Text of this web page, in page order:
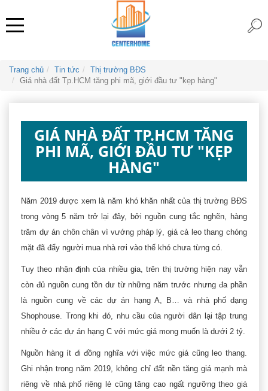
Trang chủ Tin tức
Thị trường BĐS
Giá nhà đất Tp.HCM tăng phi mã, giới đầu tư "kẹp hàng"
GIÁ NHÀ ĐẤT TP.HCM TĂNG
PHI MÃ, GIỚI ĐẦU TƯ "KẸP
HÀNG"
Năm 2019 được xem là năm khó khăn nhất của thị trường BĐS
trong vòng 5 năm trở lại đây, bởi nguồn cung tắc nghẽn, hàng
trăm dự án chôn chân vì vướng pháp lý, giá cả leo thang chóng
mặt đã đẩy người mua nhà rơi vào thế khó chưa từng có.
Tuy theo nhận định của nhiều gia, trên thị trường hiện nay vẫn
còn đủ nguồn cung tồn dư từ những năm trước nhưng đa phần
là nguồn cung về các dự án hạng A, B… và nhà phố dạng
Shophouse. Trong khi đó, nhu cầu của người dân lại tập trung
nhiều ở các dự án hạng C với mức giá mong muốn là dưới 2 tỷ.
Nguồn hàng ít đi đồng nghĩa với việc mức giá cũng leo thang.
Ghi nhận trong năm 2019, không chỉ đất nền tăng giá mạnh mà
riêng về nhà phố riêng lẻ cũng tăng cao ngất ngưỡng theo giá